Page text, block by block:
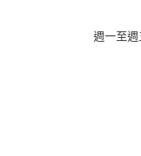
週一至週